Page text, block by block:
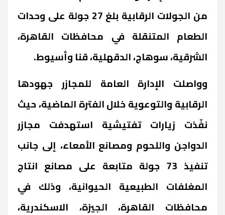
من الجولات الرقابية بلغ 27 جولة على وحدات
الطعام المتنقلة في محافظات القاهرة،
الشرقية، سوهاج، الدقهلية، قنا وأسيوط.
وواصلت الإدارة العامة للمجازر جهودها
الرقابية والتوعوية خلال الفترة الماضية، حيث
نفّذت زيارات تفتيشية استهدفت مجازر
الدواجن واللحوم ومصانع الأمعاء، إلى جانب
تنفيذ 73 جولة متابعة على مصانع انتاج
المغلفات الطبيعية الحيوانية، وذلك في
محافظات القاهرة، الجيزة، الاسكندرية،